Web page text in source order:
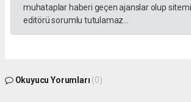
muhataplar haberi geçen ajanslar olup
editörü sorumlu tutulamaz...
Okuyucu Yorumları (0)